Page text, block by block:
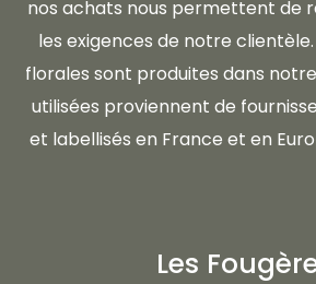
nos achats nous permettent de
les exigences de notre
florales sont produites dans
utilisées proviennent de
et labellisés en France et en
Les